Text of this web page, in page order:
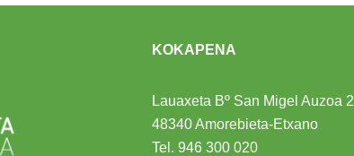
KOKAPENA
Lauaxeta Bº San Migel Auzoa 2
48340 Amorebieta-Etxano
Tel.946 300 020